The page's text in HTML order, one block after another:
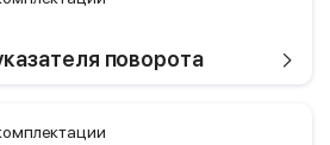
поворота